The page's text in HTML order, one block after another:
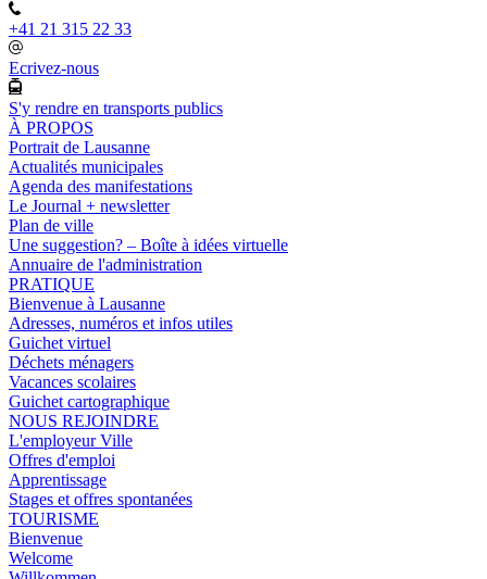
+41 21 315 22 33
Ecrivez-nous
S'y rendre en transports publics
À PROPOS
Portrait de Lausanne
Actualités municipales
Agenda des manifestations
Le Journal + newsletter
Plan de ville
Une suggestion? – Boîte à idées virtuelle
Annuaire de l'administration
PRATIQUE
Bienvenue à Lausanne
Adresses, numéros et infos utiles
Guichet virtuel
Déchets ménagers
Vacances scolaires
Guichet cartographique
NOUS REJOINDRE
L'employeur Ville
Offres d'emploi
Apprentissage
Stages et offres spontanées
TOURISME
Bienvenue
Welcome